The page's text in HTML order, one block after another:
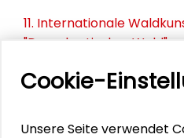
11. Internationale
"Demokratischer Wald"
Schlüsseltexte für die
Dialog
Cookie-
Unsere Seite verwendet